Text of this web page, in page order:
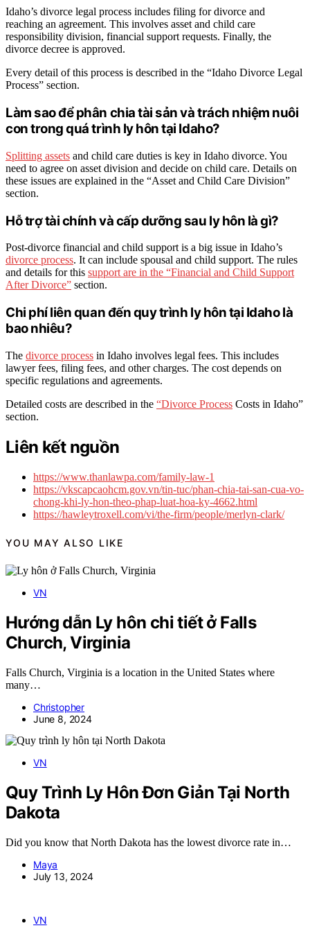
Idaho’s divorce legal process includes filing for divorce and
reaching an agreement. This involves asset and child care
responsibility division, financial support requests. Finally, the
divorce decree is approved.
Every detail of this process is described in the “Idaho Divorce Legal
Process” section.
Làm sao để phân chia tài sản và trách nhiệm nuôi
con trong quá trình ly hôn tại Idaho?
Splitting assets and child care duties is key in Idaho divorce. You
need to agree on asset division and decide on child care. Details on
these issues are explained in the “Asset and Child Care Division”
section.
Hỗ trợ tài chính và cấp dưỡng sau ly hôn là gì?
Post-divorce financial and child support is a big issue in Idaho’s
divorce process. It can include spousal and child support. The rules
and details for this support are in the “Financial and Child Support
After Divorce” section.
Chi phí liên quan đến quy trình ly hôn tại Idaho là
bao nhiêu?
The divorce process in Idaho involves legal fees. This includes
lawyer fees, filing fees, and other charges. The cost depends on
specific regulations and agreements.
Detailed costs are described in the “Divorce Process Costs in Idaho”
section.
Liên kết nguồn
https://www.thanlawpa.com/family-law-1
https://vkscapcaohcm.gov.vn/tin-tuc/phan-chia-tai-san-cua-vo-
chong-khi-ly-hon-theo-phap-luat-hoa-ky-4662.html
https://hawleytroxell.com/vi/the-firm/people/merlyn-clark/
YOU MAY ALSO LIKE
VN
Hướng dẫn Ly hôn chi tiết ở Falls
Church, Virginia
Falls Church, Virginia is a location in the United States where
many…
Christopher
June 8, 2024
VN
Quy Trình Ly Hôn Đơn Giản Tại North
Dakota
Did you know that North Dakota has the lowest divorce rate in…
Maya
July 13, 2024
VN